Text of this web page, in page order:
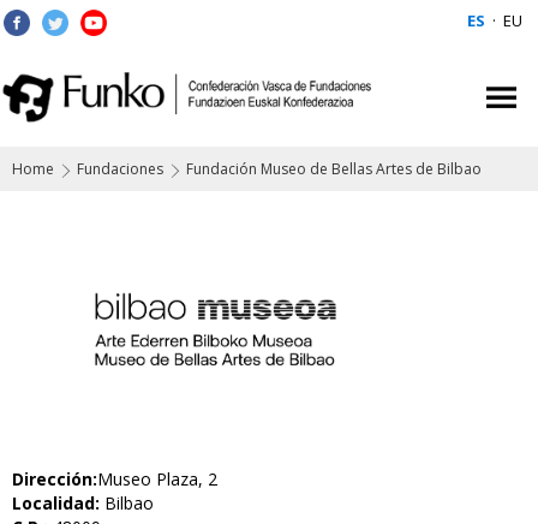
ES · EU
Home Fundaciones Fundación Museo de Bellas Artes de Bilbao
Dirección:Museo Plaza, 2
Localidad: Bilbao